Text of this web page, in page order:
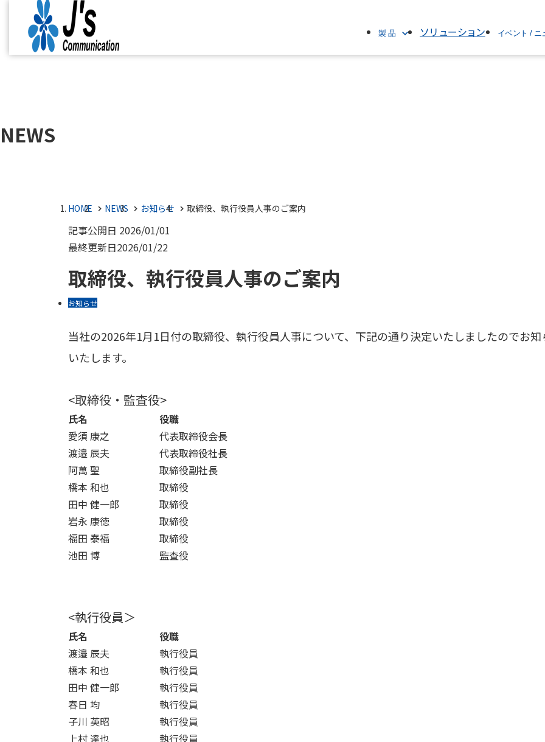
製 品
製品名で探す
ソリューション イベント / ニ
すべて
NEWS
HOME NEWS お知らせ 取締役、執行役員人事のご案内
記事公開日 2026/01/01
最終更新日2026/01/22
取締役、執行役員人事のご案内
お知らせ
当社の2026年1月1日付の取締役、執行役員人事について、下記の通り決定いたしましたのでお知
いたします。
<取締役・監査役>
氏名
役職
愛須 康之
代表取締役会長
渡邉 辰夫
代表取締役社長
阿萬 聖
取締役副社長
橋本 和也
取締役
田中 健一郎
取締役
岩永 康徳
取締役
福田 泰福
取締役
池田 博
監査役
<執行役員＞
氏名
役職
渡邉 辰夫
執行役員
橋本 和也
執行役員
田中 健一郎
執行役員
春日 均
執行役員
子川 英昭
執行役員
上村 達也
執行役員